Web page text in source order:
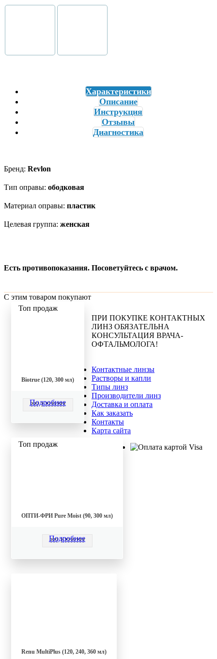
Характеристики
Описание
Инструкция
Отзывы
Диагностика
Бренд: Revlon
Тип оправы: ободковая
Материал оправы: пластик
Целевая группа: женская
Есть противопоказания. Посоветуйтесь с врачом.
С этим товаром покупают
Biotrue (120, 300 мл)
Топ продаж
Подробнее
??? ? ???????
ОПТИ-ФРИ Pure Moist (90, 300 мл)
Топ продаж
Подробнее
??? ? ???????
Renu MultiPlus (120, 240, 360 мл)
ПРИ ПОКУПКЕ КОНТАКТНЫХ
ЛИНЗ ОБЯЗАТЕЛЬНА
КОНСУЛЬТАЦИЯ ВРАЧА-
ОФТАЛЬМОЛОГА!
Контактные линзы
Растворы и капли
Типы линз
Производители линз
Доставка и оплата
Как заказать
Контакты
Карта сайта